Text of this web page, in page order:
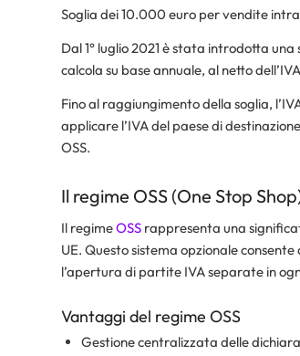
Soglia dei 10.000 euro per vendite
Dal 1° luglio 2021 è stata introdotta
calcola su base annuale, al netto
Fino al raggiungimento della soglia,
applicare l’IVA del paese di
OSS.
Il regime OSS (One Stop
Il regimeOSS rappresenta una
UE. Questo sistema opzionale
l’apertura di partite IVA separate in
Vantaggi del regime OSS
Gestione centralizzata delle